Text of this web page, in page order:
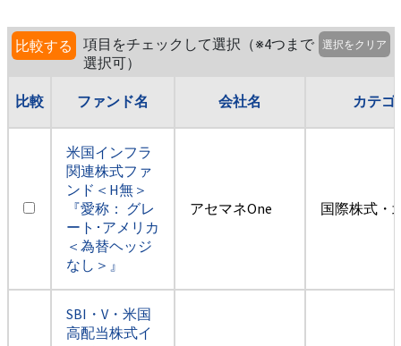
比較する
項目をチェックして選択（※4つまで
選択可）
選択をクリア
比較 ファンド名 会社名 カテゴ
米国インフラ
関連株式ファ
ンド＜H無＞
『愛称： グレ
ート･アメリカ
＜為替ヘッジ
なし＞』
アセマネOne 国際株式・
SBI・V・米国
高配当株式イ